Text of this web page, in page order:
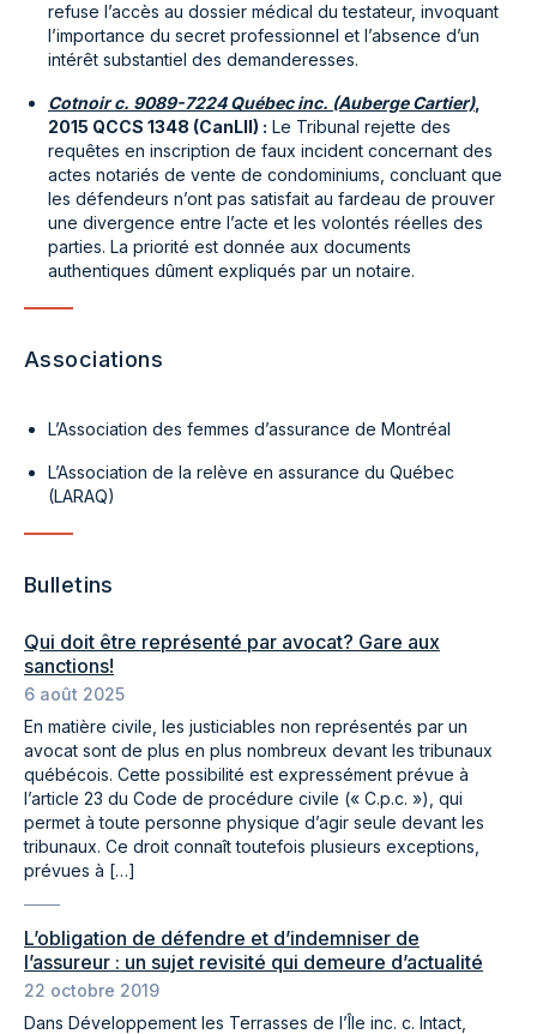
refuse l’accès au dossier médical du testateur, invoquant
l’importance du secret professionnel et l’absence d’un
intérêt substantiel des demanderesses.
Cotnoir c. 9089-7224 Québec inc. (Auberge Cartier),
2015 QCCS 1348 (CanLII) : Le Tribunal rejette des
requêtes en inscription de faux incident concernant des
actes notariés de vente de condominiums, concluant que
les défendeurs n’ont pas satisfait au fardeau de prouver
une divergence entre l’acte et les volontés réelles des
parties. La priorité est donnée aux documents
authentiques dûment expliqués par un notaire.
Associations
L’Association des femmes d’assurance de Montréal
L’Association de la relève en assurance du Québec
(LARAQ)
Bulletins
Qui doit être représenté par avocat? Gare aux
sanctions!
6 août 2025
En matière civile, les justiciables non représentés par un
avocat sont de plus en plus nombreux devant les tribunaux
québécois. Cette possibilité est expressément prévue à
l’article 23 du Code de procédure civile (« C.p.c. »), qui
permet à toute personne physique d’agir seule devant les
tribunaux. Ce droit connaît toutefois plusieurs exceptions,
prévues à […]
L’obligation de défendre et d’indemniser de
l’assureur : un sujet revisité qui demeure d’actualité
22 octobre 2019
Dans Développement les Terrasses de l’Île inc. c. Intact,